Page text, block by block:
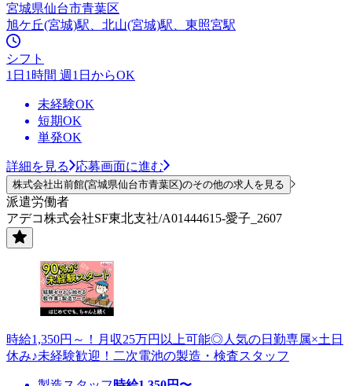
宮城県仙台市青葉区
旭ケ丘(宮城)駅、北山(宮城)駅、東照宮駅
シフト
1日1時間 週1日からOK
未経験OK
短期OK
単発OK
詳細を見る 応募画面に進む
株式会社出前館(宮城県仙台市青葉区)のその他の求人を見る
派遣労働者
アデコ株式会社SF東北支社/A01444615-愛子_2607
時給1,350円～！月収25万円以上可能◎人気の日勤専属×土日
休み♪未経験歓迎！二次電池の製造・検査スタッフ